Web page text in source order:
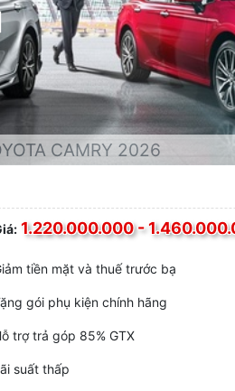
CAMRY 2026
1.220.000.000 -
tiền mặt và thuế trước bạ
gói phụ kiện chính hãng
trợ trả góp 85% GTX
suất thấp